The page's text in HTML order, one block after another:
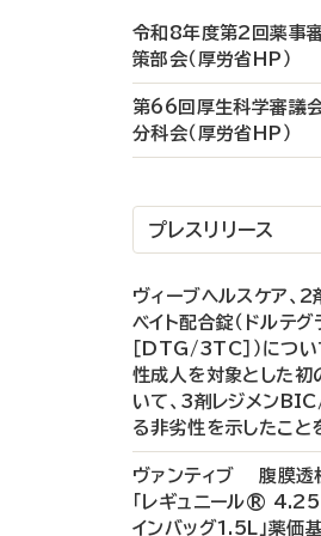
令和8年度第2回薬事
策部会（厚労省HP）
第66回厚生科学審議会
分科会（厚労省HP）
プレスリリース
ヴィーブヘルスケア、
ベイト配合錠（ドルテ
［DTG/3TC］）につ
性成人を対象とした初
いて、3剤レジメン
る非劣性を示したこと
ヴァンティブ 腹膜透
「レギュニール®
インバッグ1.5L」薬価